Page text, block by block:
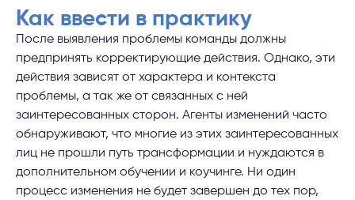
Как ввести в практику
После выявления проблемы команды должны
предпринять корректирующие действия. Однако, эти
действия зависят от характера и контекста
проблемы, а так же от связанных с ней
заинтересованных сторон. Агенты изменений часто
обнаруживают, что многие из этих заинтересованных
лиц не прошли путь трансформации и нуждаются в
дополнительном обучении и коучинге. Ни один
процесс изменения не будет завершен до тех пор,